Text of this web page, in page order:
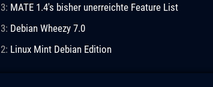
MATE 1.4's bisher unerreichte Feature List
Debian Wheezy 7.0
Linux Mint Debian Edition